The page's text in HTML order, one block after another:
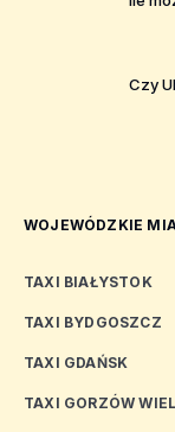
Czy
WOJEWÓDZKIE
TAXI BIAŁYSTOK
TAXI BYDGOSZCZ
TAXI GDAŃSK
TAXI GORZÓW